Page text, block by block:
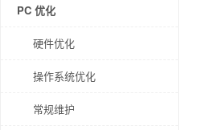
PC 优化
硬件优化
操作系统优化
常规维护